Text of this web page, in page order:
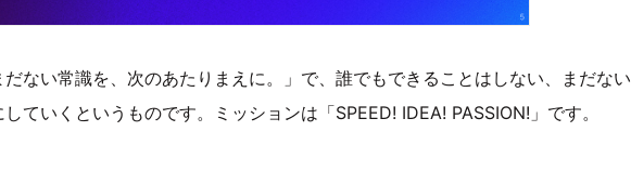
ない常識を、次のあたりまえに。」で、誰でもできることはしない、まだない
ていくというものです。ミッションは「SPEED! IDEA! PASSION!」です。